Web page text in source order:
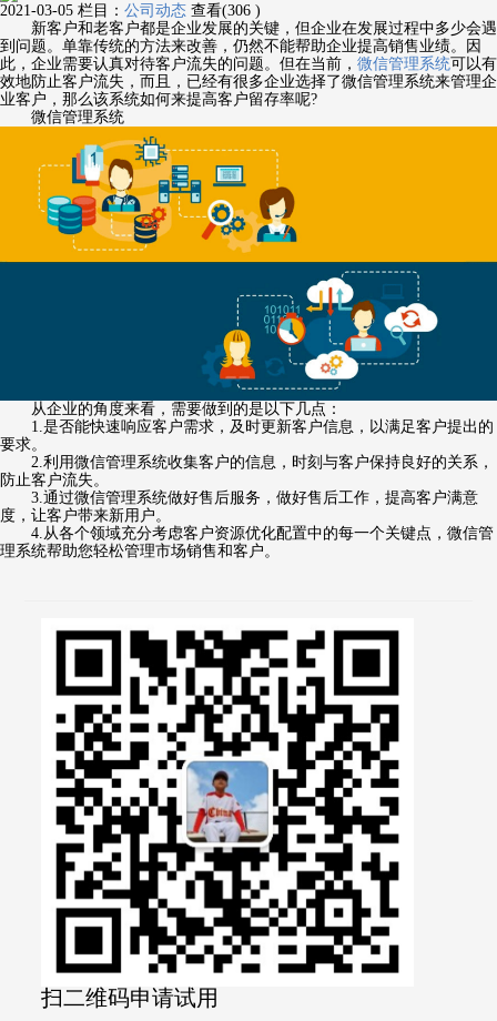
2021-03-05 栏目： 公司动态 查看(306 )
新客户和老客户都是企业发展的关键，但企业在发展过程中多少会遇
到问题。单靠传统的方法来改善，仍然不能帮助企业提高销售业绩。因
此，企业需要认真对待客户流失的问题。但在当前， 微信管理系统可以有
效地防止客户流失，而且，已经有很多企业选择了微信管理系统来管理企
业客户，那么该系统如何来提高客户留存率呢?
微信管理系统
从企业的角度来看，需要做到的是以下几点：
1.是否能快速响应客户需求，及时更新客户信息，以满足客户提出的
要求。
2.利用微信管理系统收集客户的信息，时刻与客户保持良好的关系，
防止客户流失。
3.通过微信管理系统做好售后服务，做好售后工作，提高客户满意
度，让客户带来新用户。
4.从各个领域充分考虑客户资源优化配置中的每一个关键点，微信管
理系统帮助您轻松管理市场销售和客户。
扫二维码申请试用